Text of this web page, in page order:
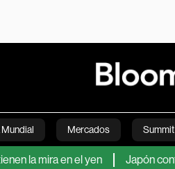
Mundial Mercados Summit
Bloomberg Green Economía
en el yen Japón confirma la